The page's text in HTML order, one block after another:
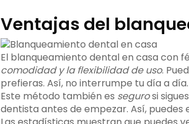
Ventajas del
El blanqueamiento dental en casa con
comodidad y la flexibilidad de uso.
prefieras. Así, no interrumpe tu día a día.
Este método también es segurosi
dentista antes de empezar. Así, puedes